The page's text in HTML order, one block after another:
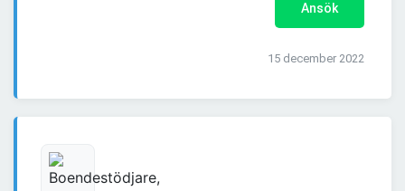
Ansök
15 december 2022